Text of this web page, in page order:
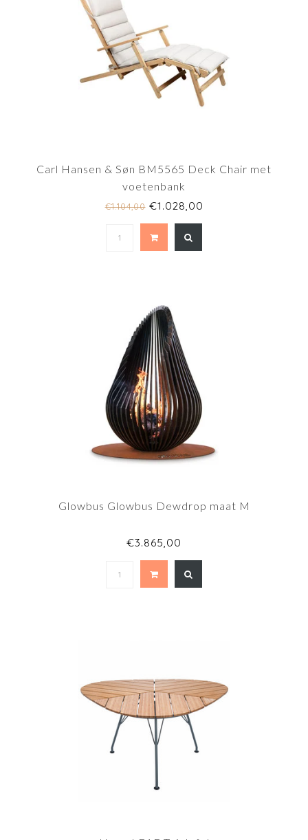
Carl Hansen & Søn BM5565 Deck Chair met
voetenbank
€1.104,00€1.028,00
Glowbus Glowbus Dewdrop maat M
€3.865,00